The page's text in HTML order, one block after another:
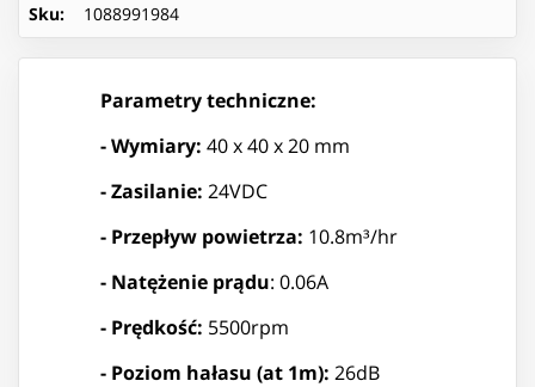
Sku: 1088991984
Parametry techniczne:
- Wymiary: 40 x 40 x 20 mm
- Zasilanie: 24VDC
- Przepływ powietrza: 10.8m³/hr
- Natężenie prądu: 0.06A
- Prędkość: 5500rpm
- Poziom hałasu (at 1m): 26dB